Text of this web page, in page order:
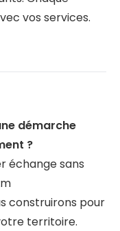
vos services.
démarche
?
échange sans
construirons pour
territoire.